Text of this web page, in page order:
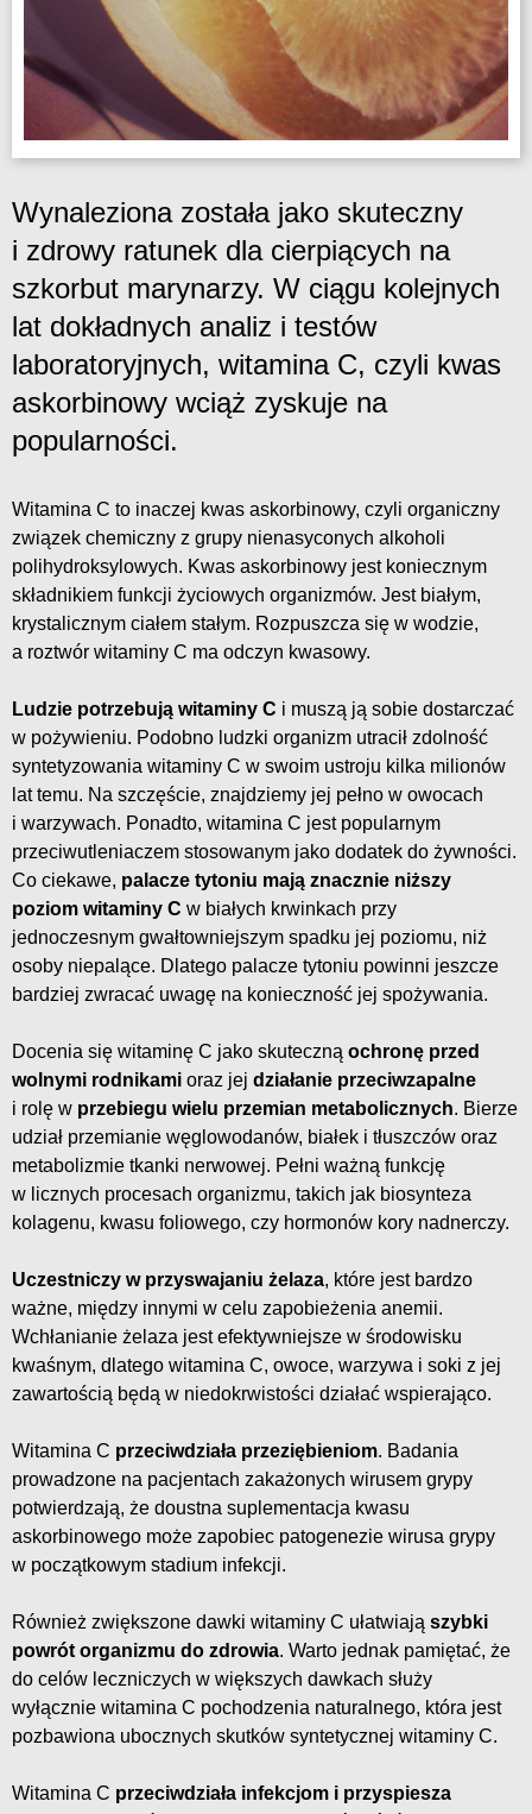
Wynaleziona została jako skuteczny
i zdrowy ratunek dla cierpiących na
szkorbut marynarzy. W ciągu kolejnych
lat dokładnych analiz i testów
laboratoryjnych, witamina C, czyli kwas
askorbinowy wciąż zyskuje na
popularności.
Witamina C to inaczej kwas askorbinowy, czyli organiczny
związek chemiczny z grupy nienasyconych alkoholi
polihydroksylowych. Kwas askorbinowy jest koniecznym
składnikiem funkcji życiowych organizmów. Jest białym,
krystalicznym ciałem stałym. Rozpuszcza się w wodzie,
a roztwór witaminy C ma odczyn kwasowy.
Ludzie potrzebują witaminy C i muszą ją sobie dostarczać
w pożywieniu. Podobno ludzki organizm utracił zdolność
syntetyzowania witaminy C w swoim ustroju kilka milionów
lat temu. Na szczęście, znajdziemy jej pełno w owocach
i warzywach. Ponadto, witamina C jest popularnym
przeciwutleniaczem stosowanym jako dodatek do żywności.
Co ciekawe, palacze tytoniu mają znacznie niższy
poziom witaminy C w białych krwinkach przy
jednoczesnym gwałtowniejszym spadku jej poziomu, niż
osoby niepalące. Dlatego palacze tytoniu powinni jeszcze
bardziej zwracać uwagę na konieczność jej spożywania.
Docenia się witaminę C jako skuteczną ochronę przed
wolnymi rodnikami oraz jej działanie przeciwzapalne
i rolę w przebiegu wielu przemian metabolicznych. Bierze
udział przemianie węglowodanów, białek i tłuszczów oraz
metabolizmie tkanki nerwowej. Pełni ważną funkcję
w licznych procesach organizmu, takich jak biosynteza
kolagenu, kwasu foliowego, czy hormonów kory nadnerczy.
Uczestniczy w przyswajaniu żelaza, które jest bardzo
ważne, między innymi w celu zapobieżenia anemii.
Wchłanianie żelaza jest efektywniejsze w środowisku
kwaśnym, dlatego witamina C, owoce, warzywa i soki z jej
zawartością będą w niedokrwistości działać wspierająco.
Witamina C przeciwdziała przeziębieniom. Badania
prowadzone na pacjentach zakażonych wirusem grypy
potwierdzają, że doustna suplementacja kwasu
askorbinowego może zapobiec patogenezie wirusa grypy
w początkowym stadium infekcji.
Również zwiększone dawki witaminy C ułatwiają szybki
powrót organizmu do zdrowia. Warto jednak pamiętać, że
do celów leczniczych w większych dawkach służy
wyłącznie witamina C pochodzenia naturalnego, która jest
pozbawiona ubocznych skutków syntetycznej witaminy C.
Witamina C przeciwdziała infekcjom i przyspiesza